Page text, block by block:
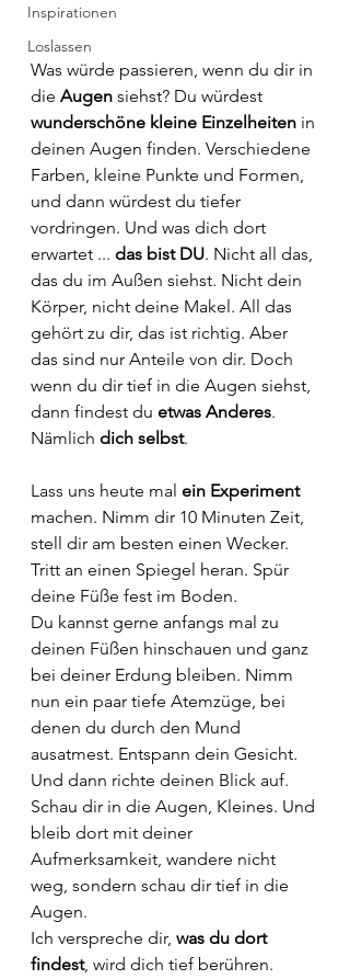
Inspirationen
Loslassen
Was würde passieren, wenn du dir in
die Augen siehst? Du würdest
wunderschöne kleine Einzelheiten in
deinen Augen finden. Verschiedene
Farben, kleine Punkte und Formen,
und dann würdest du tiefer
vordringen. Und was dich dort
erwartet ... das bist DU. Nicht all das,
das du im Außen siehst. Nicht dein
Körper, nicht deine Makel. All das
gehört zu dir, das ist richtig. Aber
das sind nur Anteile von dir. Doch
wenn du dir tief in die Augen siehst,
dann findest du etwas Anderes.
Nämlich dich selbst.
Lass uns heute mal ein Experiment
machen. Nimm dir 10 Minuten Zeit,
stell dir am besten einen Wecker.
Tritt an einen Spiegel heran. Spür
deine Füße fest im Boden.
Du kannst gerne anfangs mal zu
deinen Füßen hinschauen und ganz
bei deiner Erdung bleiben. Nimm
nun ein paar tiefe Atemzüge, bei
denen du durch den Mund
ausatmest. Entspann dein Gesicht.
Und dann richte deinen Blick auf.
Schau dir in die Augen, Kleines. Und
bleib dort mit deiner
Aufmerksamkeit, wandere nicht
weg, sondern schau dir tief in die
Augen.
Ich verspreche dir, was du dort
findest, wird dich tief berühren.